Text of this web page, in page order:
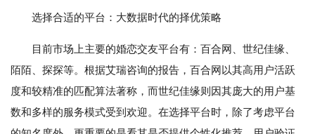
选择合适的平台：大数据时代的择优策略
目前市场上主要的婚恋交友平台有：百合网、世纪佳缘、
陌陌、探探等。根据艾瑞咨询的报告，百合网以其高用户活跃
度和较精准的匹配算法著称，而世纪佳缘则因其庞大的用户基
数和多样的服务模式受到欢迎。在选择平台时，除了考虑平台